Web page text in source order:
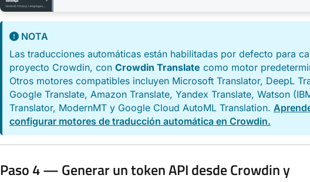
NOTA
Las traducciones automáticas están habilitadas por defecto para
proyecto Crowdin, con Crowdin Translate como motor
Otros motores compatibles incluyen Microsoft Translator, DeepL
Google Translate, Amazon Translate, Yandex Translate, Watson
Translator, ModernMT y Google Cloud AutoML Translation.
configurar motores de traducción automática en Crowdin.
Paso 4 — Generar un token API desde Crowdin y